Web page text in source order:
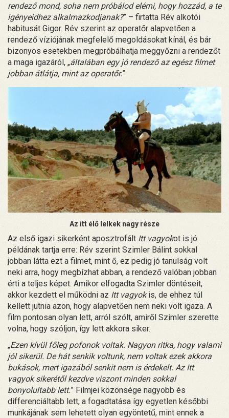
rendező mond, soha nem próbálod elérni, hogy hozzád, a te
igényeidhez alkalmazkodjanak?” – firtatta Rév alkotói
habitusát Gigor. Rév szerint az operatőr alapvetően a
rendező víziójának megfelelő megoldásokat kínál, és bár
bizonyos esetekben megpróbálhatja meggyőzni a rendezőt
a maga igazáról, „általában egy jó rendező az egész filmet
jobban átlátja, mint az operatőr.”
Az itt élő lelkek nagy része
Az első igazi sikerként aposztrofált Itt vagyokot is jó
példának tartja erre: Rév szerint Szimler Bálint sokkal
jobban látta ezt a filmet, mint ő, ez pedig jó tanulság volt
neki arra, hogy megbízhat abban, a rendező valóban jobban
érti a teljes képet. Amikor elfogadta Szimler döntéseit,
akkor kezdett el működni az Itt vagyokis, de ehhez túl
kellett jutnia azon, hogy alapvetően nem neki volt igaza. A
film pontosan olyan lett, arról szólt, amiről Szimler szerette
volna, hogy szóljon, így lett akkora siker.
„Ezen kívül főleg pofonok voltak. Nagyon ritka, hogy valami
jól sikerül. De hát senkik voltunk, nem voltak ezek akkora
bukások, mert igazából senkit nem is érdekelt. Az Itt
vagyok sikerétől kezdve viszont minden sokkal
bonyolultabb lett.” Filmjei közönsége nagyobb és
differenciáltabb lett, a fogadtatása így egyetlen későbbi
munkájának sem lehetett olyan egyöntetű, mint ennek a